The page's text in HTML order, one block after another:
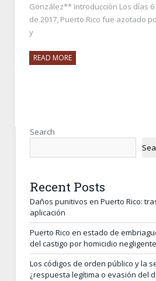
González** Introducción Los días
de 2017, Puerto Rico fue azotado
y
READ MORE
Search
Recent Posts
Daños punitivos en Puerto Rico:
aplicación
Puerto Rico en estado de
del castigo por homicidio negligente
Los códigos de orden público y la
¿respuesta legítima o evasión del